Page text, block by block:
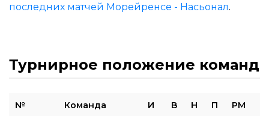
последних матчей Морейренсе - Насьонал.
Турнирное положение команд
№ Команда И В Н П РМ